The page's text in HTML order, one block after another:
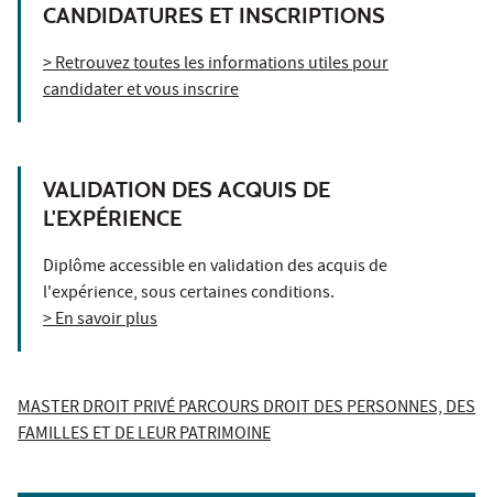
CANDIDATURES ET INSCRIPTIONS
> Retrouvez toutes les informations utiles pour
candidater et vous inscrire
VALIDATION DES ACQUIS DE
L'EXPÉRIENCE
Diplôme accessible en validation des acquis de
l'expérience, sous certaines conditions.
> En savoir plus
MASTER DROIT PRIVÉ PARCOURS DROIT DES PERSONNES, DES
FAMILLES ET DE LEUR PATRIMOINE